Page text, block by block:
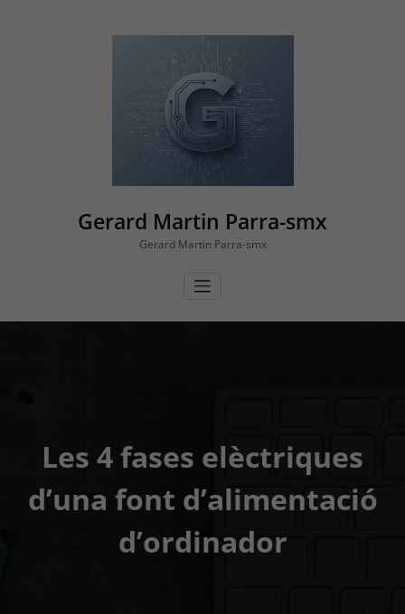
Gerard Martin Parra-smx
Gerard Martin Parra-smx
Les 4 fases elèctriques
d’una font d’alimentació
d’ordinador